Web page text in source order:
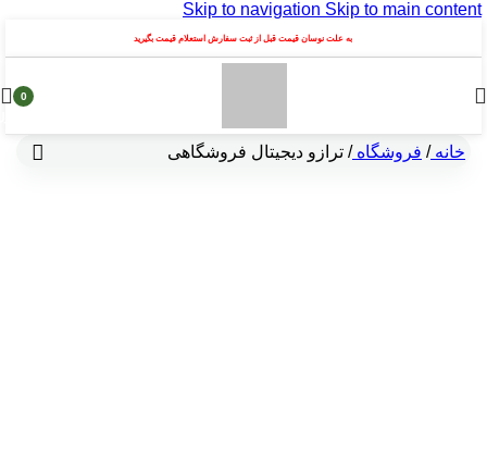
Skip to navigation Skip to main content
به علت نوسان قیمت قبل از ثبت سفارش استعلام قیمت بگیرید
0
خانه/ فروشگاه/ ترازو دیجیتال فروشگاهی